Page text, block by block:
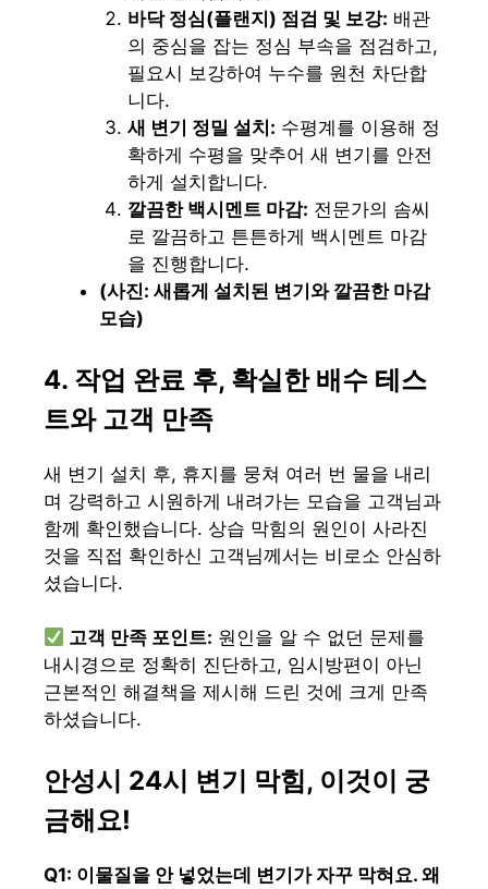
바닥 정심(플랜지) 점검 및 보강: 배관
의 중심을 잡는 정심 부속을 점검하고,
필요시 보강하여 누수를 원천 차단합
니다.
새 변기 정밀 설치: 수평계를 이용해 정
확하게 수평을 맞추어 새 변기를 안전
하게 설치합니다.
깔끔한 백시멘트 마감: 전문가의 솜씨
로 깔끔하고 튼튼하게 백시멘트 마감
을 진행합니다.
(사진: 새롭게 설치된 변기와 깔끔한 마감
모습)
4. 작업 완료 후, 확실한 배수 테스
트와 고객 만족
새 변기 설치 후, 휴지를 뭉쳐 여러 번 물을 내리
며 강력하고 시원하게 내려가는 모습을 고객님과
함께 확인했습니다. 상습 막힘의 원인이 사라진
것을 직접 확인하신 고객님께서는 비로소 안심하
셨습니다.
고객 만족 포인트: 원인을 알 수 없던 문제를
내시경으로 정확히 진단하고, 임시방편이 아닌
근본적인 해결책을 제시해 드린 것에 크게 만족
하셨습니다.
안성시 24시 변기 막힘, 이것이 궁
금해요!
Q1: 이물질을 안 넣었는데 변기가 자꾸 막혀요. 왜